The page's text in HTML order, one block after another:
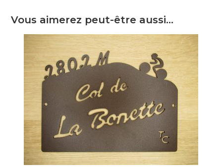
Vous aimerez peut-être aussi…